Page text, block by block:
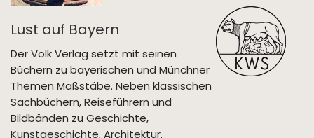
Lust auf Bayern
Der Volk Verlag setzt mit seinen
Büchern zu bayerischen und Münchner
Themen Maßstäbe. Neben klassischen
Sachbüchern, Reiseführern und
Bildbänden zu Geschichte,
Kunstgeschichte, Architektur,